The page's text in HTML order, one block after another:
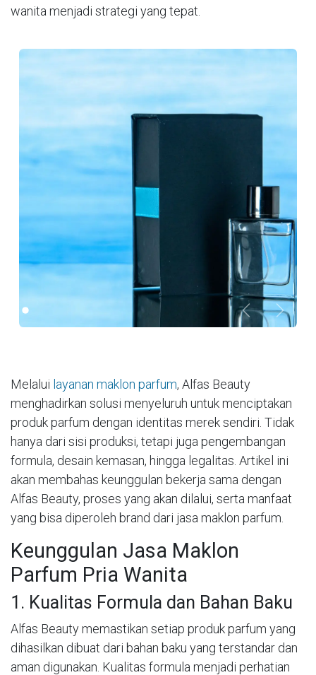
wanita menjadi strategi yang tepat.
Previous
Next
Melalui layanan maklon parfum, Alfas Beauty
menghadirkan solusi menyeluruh untuk menciptakan
produk parfum dengan identitas merek sendiri. Tidak
hanya dari sisi produksi, tetapi juga pengembangan
formula, desain kemasan, hingga legalitas. Artikel ini
akan membahas keunggulan bekerja sama dengan
Alfas Beauty, proses yang akan dilalui, serta manfaat
yang bisa diperoleh brand dari jasa maklon parfum.
Keunggulan Jasa Maklon
Parfum Pria Wanita
1. Kualitas Formula dan Bahan Baku
Alfas Beauty memastikan setiap produk parfum yang
dihasilkan dibuat dari bahan baku yang terstandar dan
aman digunakan. Kualitas formula menjadi perhatian